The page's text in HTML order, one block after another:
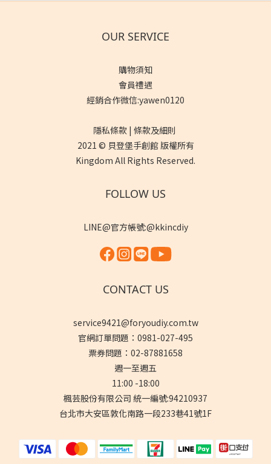
OUR SERVICE
購物須知
會員禮遇
經銷合作微信:yawen0120
隱私條款 | 條款及細則
2021 © 貝登堡手創館 版權所有
Kingdom All Rights Reserved.
FOLLOW US
LINE@官方帳號:@kkincdiy
CONTACT US
service9421@foryoudiy.com.tw
官網訂單問題：0981-027-495
票券問題：02-87881658
週一至週五
11:00 -18:00
楓芸股份有限公司 統一編號:94210937
台北市大安區敦化南路一段233巷41號1F